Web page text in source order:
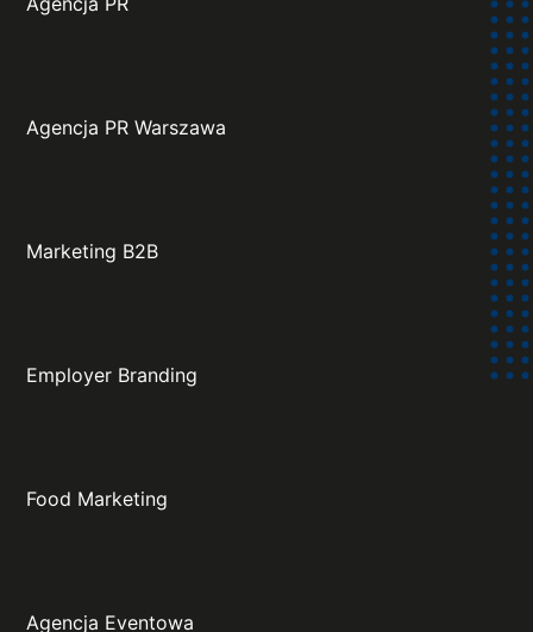
Agencja PR Warszawa
Marketing B2B
Employer Branding
Food Marketing
Agencja Eventowa